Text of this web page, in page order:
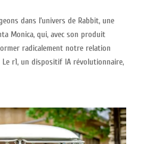
dans l’univers de Rabbit, une
Monica, qui, avec son produit
radicalement notre relation
r1, un dispositif IA révolutionnaire,